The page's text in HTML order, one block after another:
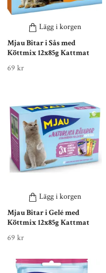
Lägg i korgen
Mjau Bitar i Sås med
Köttmix 12x85g Kattmat
69 kr
Lägg i korgen
Mjau Bitar i Gelé med
Köttmix 12x85g Kattmat
69 kr